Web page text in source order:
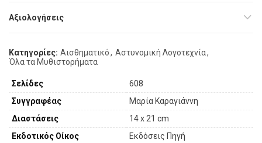
Αξιολογήσεις
Κατηγορίες: Αισθηματικό, Αστυνομική Λογοτεχνία,
Όλα τα Μυθιστορήματα
Σελίδες
608
Συγγραφέας
Μαρία Καραγιάννη
Διαστάσεις
14 x 21 cm
Εκδοτικός Οίκος
Εκδόσεις Πηγή